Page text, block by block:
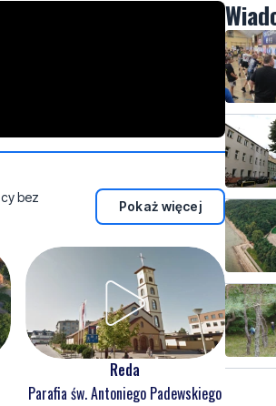
bez
Pokaż więcej
Reda
Parafia św. Antoniego Padewskiego